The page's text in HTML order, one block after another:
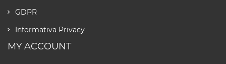
GDPR
Informativa Privacy
MY ACCOUNT